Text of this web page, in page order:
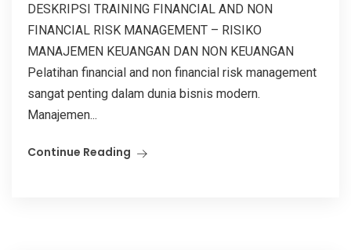
DESKRIPSI TRAINING FINANCIAL AND NON
FINANCIAL RISK MANAGEMENT – RISIKO
MANAJEMEN KEUANGAN DAN NON KEUANGAN
Pelatihan financial and non financial risk management
sangat penting dalam dunia bisnis modern.
Manajemen...
Continue Reading